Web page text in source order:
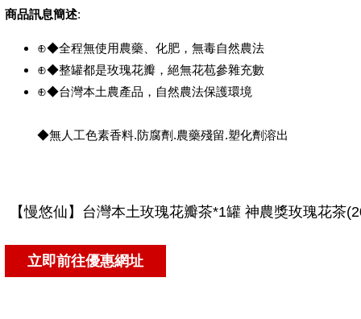
商品訊息簡述:
⊕◆全程無使用農藥、化肥，無毒自然農法
⊕◆整罐都是玫瑰花瓣，絕無花苞參雜充數
⊕◆台灣本土農產品，自然農法保護環境
◆無人工色素香料.防腐劑.農藥殘留.塑化劑溶出